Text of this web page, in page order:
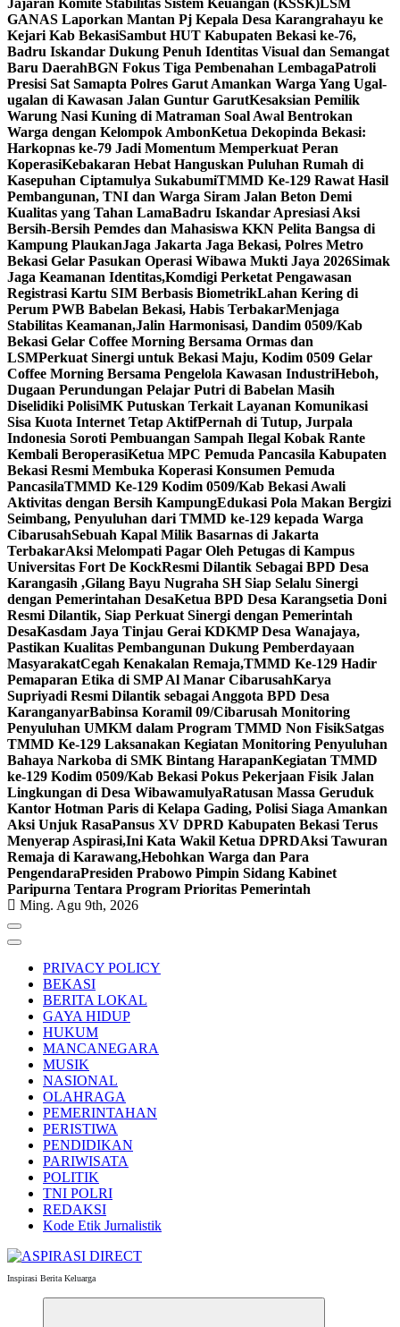
Jajaran Komite Stabilitas Sistem Keuangan (KSSK)LSM
GANAS Laporkan Mantan Pj Kepala Desa Karangrahayu ke
Kejari Kab BekasiSambut HUT Kabupaten Bekasi ke-76,
Badru Iskandar Dukung Penuh Identitas Visual dan Semangat
Baru DaerahBGN Fokus Tiga Pembenahan LembagaPatroli
Presisi Sat Samapta Polres Garut Amankan Warga Yang Ugal-
ugalan di Kawasan Jalan Guntur GarutKesaksian Pemilik
Warung Nasi Kuning di Matraman Soal Awal Bentrokan
Warga dengan Kelompok AmbonKetua Dekopinda Bekasi:
Harkopnas ke-79 Jadi Momentum Memperkuat Peran
KoperasiKebakaran Hebat Hanguskan Puluhan Rumah di
Kasepuhan Ciptamulya SukabumiTMMD Ke-129 Rawat Hasil
Pembangunan, TNI dan Warga Siram Jalan Beton Demi
Kualitas yang Tahan LamaBadru Iskandar Apresiasi Aksi
Bersih-Bersih Pemdes dan Mahasiswa KKN Pelita Bangsa di
Kampung PlaukanJaga Jakarta Jaga Bekasi, Polres Metro
Bekasi Gelar Pasukan Operasi Wibawa Mukti Jaya 2026Simak
Jaga Keamanan Identitas,Komdigi Perketat Pengawasan
Registrasi Kartu SIM Berbasis BiometrikLahan Kering di
Perum PWB Babelan Bekasi, Habis TerbakarMenjaga
Stabilitas Keamanan,Jalin Harmonisasi, Dandim 0509/Kab
Bekasi Gelar Coffee Morning Bersama Ormas dan
LSMPerkuat Sinergi untuk Bekasi Maju, Kodim 0509 Gelar
Coffee Morning Bersama Pengelola Kawasan IndustriHeboh,
Dugaan Perundungan Pelajar Putri di Babelan Masih
Diselidiki PolisiMK Putuskan Terkait Layanan Komunikasi
Sisa Kuota Internet Tetap AktifPernah di Tutup, Jurpala
Indonesia Soroti Pembuangan Sampah Ilegal Kobak Rante
Kembali BeroperasiKetua MPC Pemuda Pancasila Kabupaten
Bekasi Resmi Membuka Koperasi Konsumen Pemuda
PancasilaTMMD Ke-129 Kodim 0509/Kab Bekasi Awali
Aktivitas dengan Bersih KampungEdukasi Pola Makan Bergizi
Seimbang, Penyuluhan dari TMMD ke-129 kepada Warga
CibarusahSebuah Kapal Milik Basarnas di Jakarta
TerbakarAksi Melompati Pagar Oleh Petugas di Kampus
Universitas Fort De KockResmi Dilantik Sebagai BPD Desa
Karangasih ,Gilang Bayu Nugraha SH Siap Selalu Sinergi
dengan Pemerintahan DesaKetua BPD Desa Karangsetia Doni
Resmi Dilantik, Siap Perkuat Sinergi dengan Pemerintah
DesaKasdam Jaya Tinjau Gerai KDKMP Desa Wanajaya,
Pastikan Kualitas Pembangunan Dukung Pemberdayaan
MasyarakatCegah Kenakalan Remaja,TMMD Ke-129 Hadir
Pemaparan Etika di SMP Al Manar CibarusahKarya
Supriyadi Resmi Dilantik sebagai Anggota BPD Desa
KaranganyarBabinsa Koramil 09/Cibarusah Monitoring
Penyuluhan UMKM dalam Program TMMD Non FisikSatgas
TMMD Ke-129 Laksanakan Kegiatan Monitoring Penyuluhan
Bahaya Narkoba di SMK Bintang HarapanKegiatan TMMD
ke-129 Kodim 0509/Kab Bekasi Pokus Pekerjaan Fisik Jalan
Lingkungan di Desa WibawamulyaRatusan Massa Geruduk
Kantor Hotman Paris di Kelapa Gading, Polisi Siaga Amankan
Aksi Unjuk RasaPansus XV DPRD Kabupaten Bekasi Terus
Menyerap Aspirasi,Ini Kata Wakil Ketua DPRDAksi Tawuran
Remaja di Karawang,Hebohkan Warga dan Para
PengendaraPresiden Prabowo Pimpin Sidang Kabinet
Paripurna Tentara Program Prioritas Pemerintah
Ming. Agu 9th, 2026
PRIVACY POLICY
BEKASI
BERITA LOKAL
GAYA HIDUP
HUKUM
MANCANEGARA
MUSIK
NASIONAL
OLAHRAGA
PEMERINTAHAN
PERISTIWA
PENDIDIKAN
PARIWISATA
POLITIK
TNI POLRI
REDAKSI
Kode Etik Jurnalistik
Inspirasi Berita Keluarga